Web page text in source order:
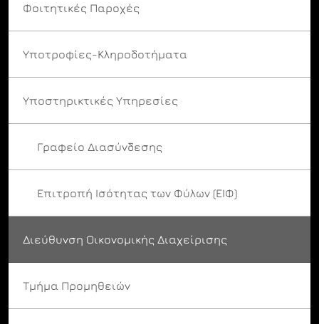
Φοιτητικές Παροχές
Υποτροφίες-Κληροδοτήματα
Υποστηρικτικές Υπηρεσίες
Γραφείο Διασύνδεσης
Επιτροπή Ισότητας των Φύλων (ΕΙΦ)
Διεύθυνση Οικονομικής Διαχείρισης
Τμήμα Προμηθειών